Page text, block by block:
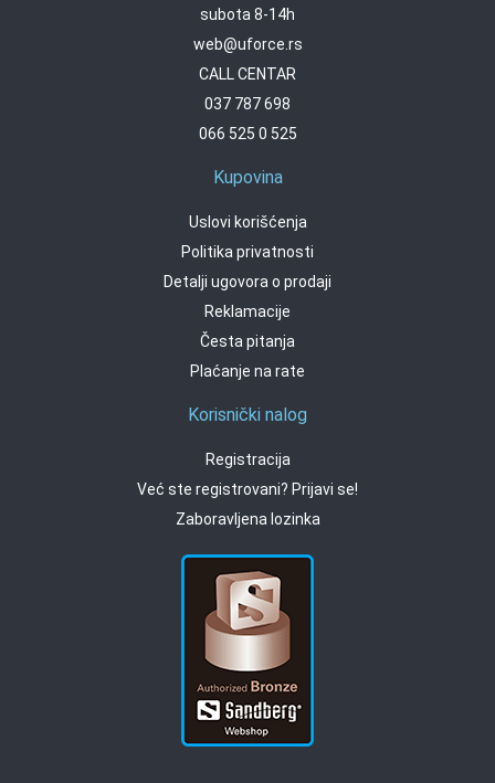
subota 8-14h
web@uforce.rs
CALL CENTAR
037 787 698
066 525 0 525
Kupovina
Uslovi korišćenja
Politika privatnosti
Detalji ugovora o prodaji
Reklamacije
Česta pitanja
Plaćanje na rate
Korisnički nalog
Registracija
Već ste registrovani? Prijavi se!
Zaboravljena lozinka